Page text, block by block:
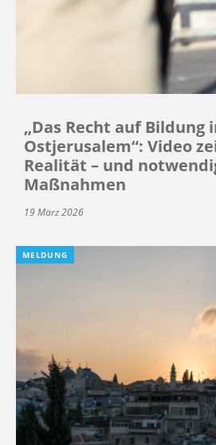
„Das Recht auf Bildung
Ostjerusalem“: Video
Realität – und
Maßnahmen
19 März 2026
MELDUNG